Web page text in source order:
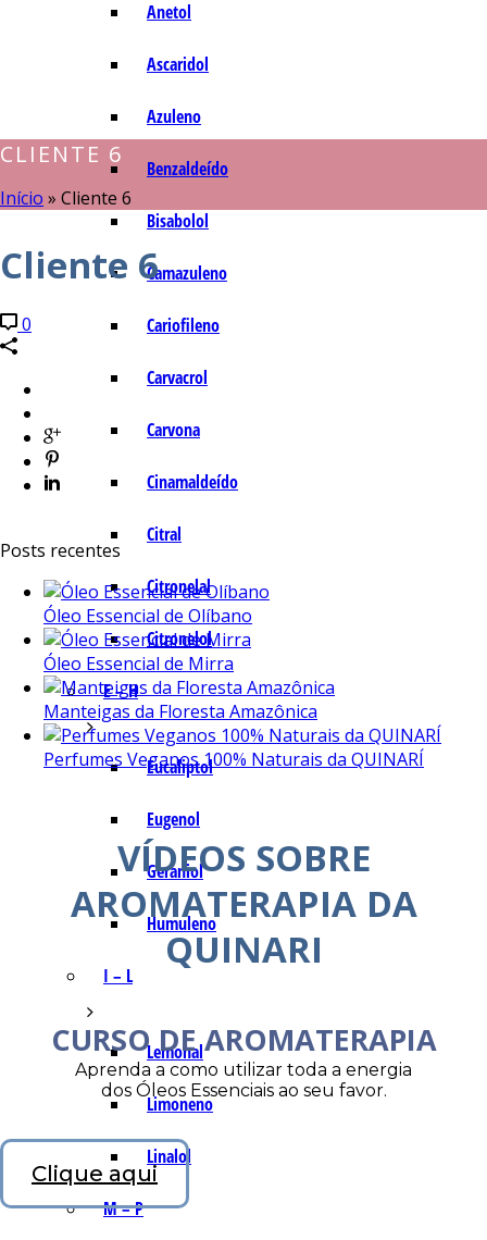
Anetol
Ascaridol
Azuleno
Benzaldeído
Bisabolol
Camazuleno
Cariofileno
Carvacrol
Carvona
Cinamaldeído
Citral
Citronelal
Citronelol
E – H
Eucaliptol
Eugenol
Geraniol
Humuleno
I – L
Lemonal
Limoneno
Linalol
M – P
CLIENTE 6
Início » Cliente 6
Cliente 6
0
Posts recentes
Óleo Essencial de Olíbano
Óleo Essencial de Mirra
Manteigas da Floresta Amazônica
Perfumes Veganos 100% Naturais da QUINARÍ
VÍDEOS SOBRE
AROMATERAPIA DA
QUINARI
CURSO DE AROMATERAPIA
Aprenda a como utilizar toda a energia
dos Óleos Essenciais ao seu favor.
Clique aqui